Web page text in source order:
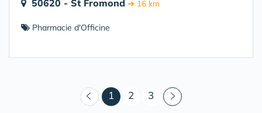
50620 - St Fromond ➔ 16 km
Pharmacie d'Officine
1 (courant)
2 3